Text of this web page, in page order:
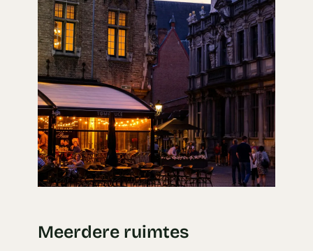
Meerdere ruimtes